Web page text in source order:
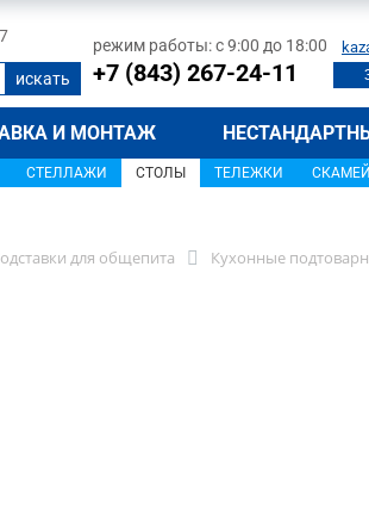
режим работы: с 9:00 до 18:00
+7 (843) 267-24-11
И МОНТАЖ
СТЕЛЛАЖИ СТОЛЫ ТЕЛЕЖКИ
для общепита Кухонные